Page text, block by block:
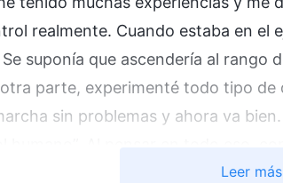
realmente. Cuando estaba en el
suponía que ascendería al
parte, experimenté todo tipo
sin problemas y ahora va
lo que experimentamos en laLeer más